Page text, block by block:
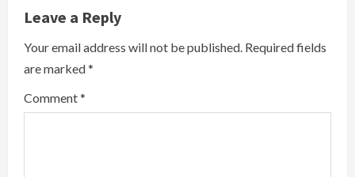
u
e
R
Leave a Reply
Your email address will not be published. Required fields
are marked*
Comment*